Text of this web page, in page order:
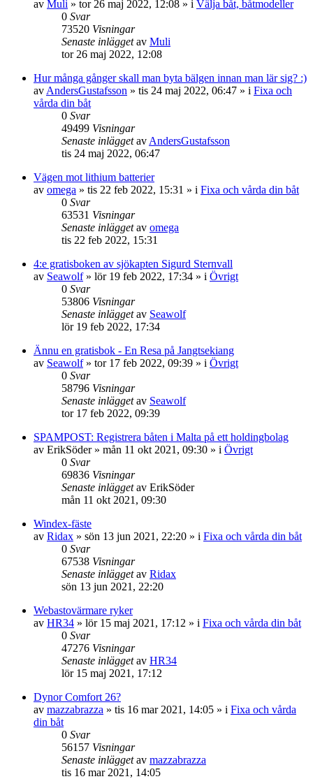
av Muli » tor 26 maj 2022, 12:08 » i Välja båt, båtmodeller
0 Svar
73520 Visningar
Senaste inläggetav Muli
tor 26 maj 2022, 12:08
Hur många gånger skall man byta bälgen innan man lär sig? :)
av AndersGustafsson » tis 24 maj 2022, 06:47 » i Fixa och
vårda din båt
0 Svar
49499 Visningar
Senaste inläggetav AndersGustafsson
tis 24 maj 2022, 06:47
Vägen mot lithium batterier
av omega » tis 22 feb 2022, 15:31 » i Fixa och vårda din båt
0 Svar
63531 Visningar
Senaste inläggetav omega
tis 22 feb 2022, 15:31
4:e gratisboken av sjökapten Sigurd Sternvall
av Seawolf» lör 19 feb 2022, 17:34 » i Övrigt
0 Svar
53806 Visningar
Senaste inläggetav Seawolf
lör 19 feb 2022, 17:34
Ännu en gratisbok - En Resa på Jangtsekiang
av Seawolf» tor 17 feb 2022, 09:39 » i Övrigt
0 Svar
58796 Visningar
Senaste inläggetav Seawolf
tor 17 feb 2022, 09:39
SPAMPOST: Registrera båten i Malta på ett holdingbolag
av ErikSöder» mån 11 okt 2021, 09:30 » i Övrigt
0 Svar
69836 Visningar
Senaste inläggetav ErikSöder
mån 11 okt 2021, 09:30
Windex-fäste
av Ridax » sön 13 jun 2021, 22:20 » i Fixa och vårda din båt
0 Svar
67538 Visningar
Senaste inläggetav Ridax
sön 13 jun 2021, 22:20
Webastovärmare ryker
av HR34 » lör 15 maj 2021, 17:12 » i Fixa och vårda din båt
0 Svar
47276 Visningar
Senaste inläggetav HR34
lör 15 maj 2021, 17:12
Dynor Comfort 26?
av mazzabrazza » tis 16 mar 2021, 14:05 » i Fixa och vårda
din båt
0 Svar
56157 Visningar
Senaste inläggetav mazzabrazza
tis 16 mar 2021, 14:05